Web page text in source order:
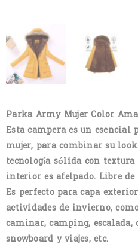
Parka Army Mujer Color
Esta campera es un esencial
mujer, para combinar su
tecnología sólida con
interior es afelpado. Libre
Es perfecto para capa
actividades de invierno,
caminar, camping, escalada,
snowboard y viajes, etc.